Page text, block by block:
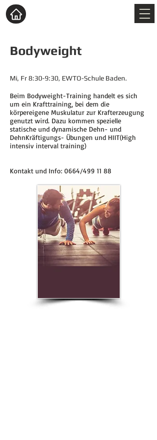
Bodyweight
Mi, Fr 8:30-9:30, EWTO-Schule Baden.
Beim Bodyweight-Training handelt es sich
um ein Krafttraining, bei dem die
körpereigene Muskulatur zur Krafterzeugung
genutzt wird. Dazu kommen spezielle
statische und dynamische Dehn- und
DehnKräftigungs- Übungen und HIIT(High
intensiv interval training)
Kontakt und Info: 0664/499 11 88